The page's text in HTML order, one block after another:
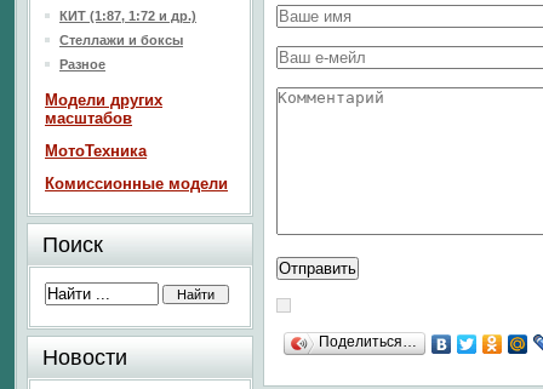
Поделиться…
КИТ (1:87, 1:72 и др.)
Стеллажи и боксы
Разное
Модели других
масштабов
МотоТехника
Комиссионные модели
Поиск
Новости